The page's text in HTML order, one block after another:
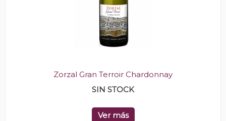
Zorzal Gran Terroir Chardonnay
SIN STOCK
Ver más